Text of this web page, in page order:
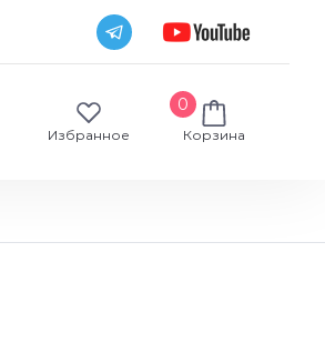
Избранное
0
Корзина